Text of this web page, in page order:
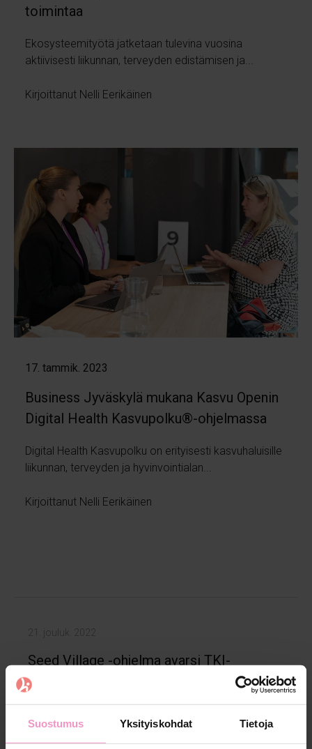
Suostumus Yksityiskohdat Tietoja
toimintaa
Ekosysteemityötä jatketaan tulevina vuosina
aktiivisesti liikunnan, terveyden edistämisen ja...
Kirjoittanut Nelli Eerikäinen
17. tammik. 2023
Business Jyväskylä mukana Kasvu Openin
Digital Health Kasvupolku®-ohjelmassa
Digital Health Kasvupolku on erityisesti kasvuhaluisille
liikunnan, terveyden ja hyvinvointialan...
Kirjoittanut Nelli Eerikäinen
21. jouluk. 2022
Seed Village -ohjelma avarsi TKI-
verkostoja
rahoittaja, ja suurin osa tutkimus- ja...